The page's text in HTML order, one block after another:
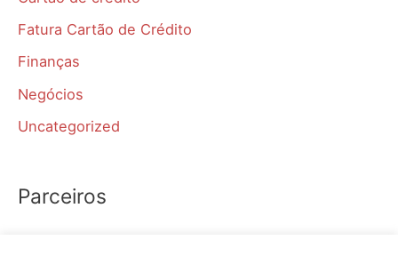
Fatura Cartão de Crédito
Finanças
Negócios
Uncategorized
Parceiros